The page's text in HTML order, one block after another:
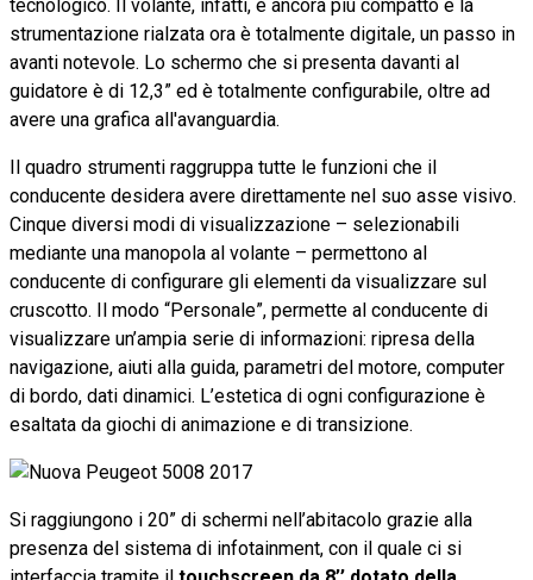
tecnologico. Il volante, infatti, è ancora più compatto e la
strumentazione rialzata ora è totalmente digitale, un passo in
avanti notevole. Lo schermo che si presenta davanti al
guidatore è di 12,3” ed è totalmente configurabile, oltre ad
avere una grafica all'avanguardia.
Il quadro strumenti raggruppa tutte le funzioni che il
conducente desidera avere direttamente nel suo asse visivo.
Cinque diversi modi di visualizzazione – selezionabili
mediante una manopola al volante – permettono al
conducente di configurare gli elementi da visualizzare sul
cruscotto. Il modo “Personale”, permette al conducente di
visualizzare un’ampia serie di informazioni: ripresa della
navigazione, aiuti alla guida, parametri del motore, computer
di bordo, dati dinamici. L’estetica di ogni configurazione è
esaltata da giochi di animazione e di transizione.
Si raggiungono i 20” di schermi nell’abitacolo grazie alla
presenza del sistema di infotainment, con il quale ci si